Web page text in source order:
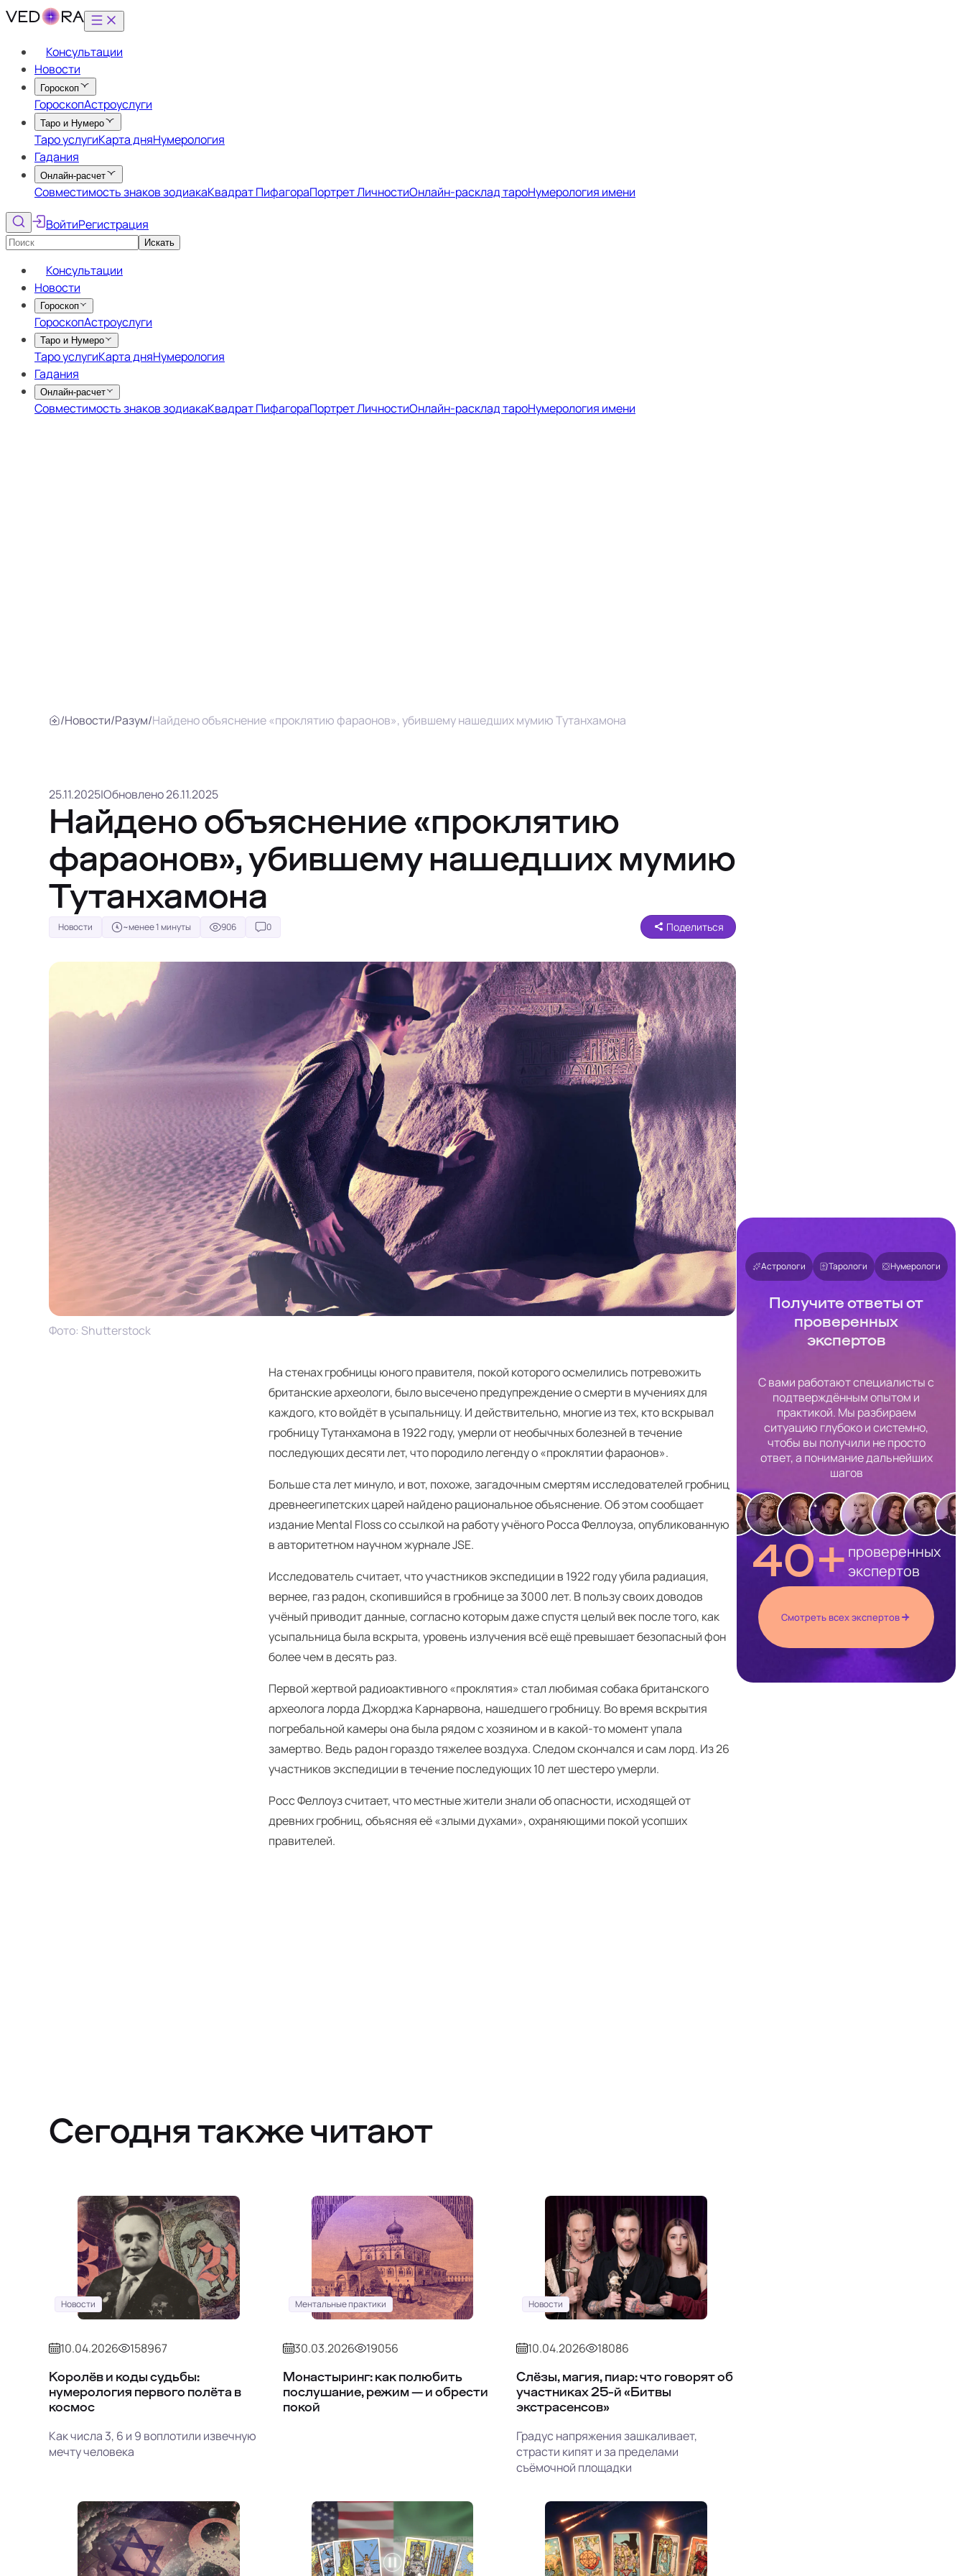
/Новости/Разум/Найдено объяснение «проклятию фараонов», убившему нашедших мумию Тутанхамона
25.11.2025|Обновлено 26.11.2025
Найдено объяснение «проклятию
фараонов», убившему нашедших мумию
Тутанхамона
Новости ~менее 1 минуты 906 0 Поделиться
Фото: Shutterstock
На стенах гробницы юного правителя, покой которого осмелились потревожить
британские археологи, было высечено предупреждение о смерти в мучениях для
каждого, кто войдёт в усыпальницу. И действительно, многие из тех, кто вскрывал
гробницу Тутанхамона в 1922 году, умерли от необычных болезней в течение
последующих десяти лет, что породило легенду о «проклятии фараонов».
Больше ста лет минуло, и вот, похоже, загадочным смертям исследователей гробниц
древнеегипетских царей найдено рациональное объяснение. Об этом сообщает
издание Men­tal Floss со ссылкой на работу учёного Росса Феллоуза, опубликованную
в авторитетном научном журнале JSE.
Исследователь считает, что участников экспедиции в 1922 году убила радиация,
вернее, газ радон, скопившийся в гробнице за 3000 лет. В пользу своих доводов
учёный приводит данные, согласно которым даже спустя целый век после того, как
усыпальница была вскрыта, уровень излучения всё ещё превышает безопасный фон
более чем в десять раз.
Первой жертвой радиоактивного «проклятия» стал любимая собака британского
археолога лорда Джорджа Карнарвона, нашедшего гробницу. Во время вскрытия
погребальной камеры она была рядом с хозяином и в какой-то момент упала
замертво. Ведь радон гораздо тяжелее воздуха. Следом скончался и сам лорд. Из 26
участников экспедиции в течение последующих 10 лет шестеро умерли.
Росс Феллоуз считает, что местные жители знали об опасности, исходящей от
древних гробниц, объясняя её «злыми духами», охраняющими покой усопших
правителей.
Сегодня также читают
Новости
10.04.2026 158967
Королёв и коды судьбы:
нумерология первого полёта в
космос
Как числа 3, 6 и 9 воплотили извечную
мечту человека
Ментальные практики
30.03.2026 19056
Монастыринг: как полюбить
послушание, режим — и обрести
покой
Новости
10.04.2026 18086
Слёзы, магия, пиар: что говорят об
участниках 25-й «Битвы
экстрасенсов»
Градус напряжения зашкаливает,
страсти кипят и за пределами
съёмочной площадки
Астрологи Тарологи Нумерологи
Получите ответы от
проверенных
экспертов
С вами работают специалисты с
подтверждённым опытом и
практикой. Мы разбираем
ситуацию глубоко и системно,
чтобы вы получили не просто
ответ, а понимание дальнейших
шагов
40+ проверенных
экспертов
Смотреть всех экспертов